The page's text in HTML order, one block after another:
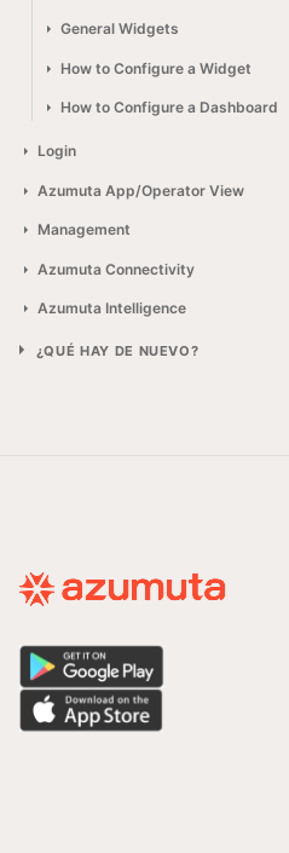
General Widgets
How to Configure a Widget
How to Configure a Dashboard
Login
Azumuta App/Operator View
Management
Azumuta Connectivity
Azumuta Intelligence
¿QUÉ HAY DE NUEVO?